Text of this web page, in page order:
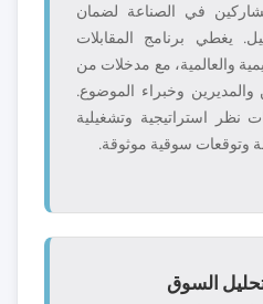
في الصناعة لضمان
يغطي برنامج المقابلات
والعالمية، مع مدخلات من
والمديرين وخبراء الموضوع.
نظر استراتيجية وتشغيلية
وتوقعات سوقية موثوقة.